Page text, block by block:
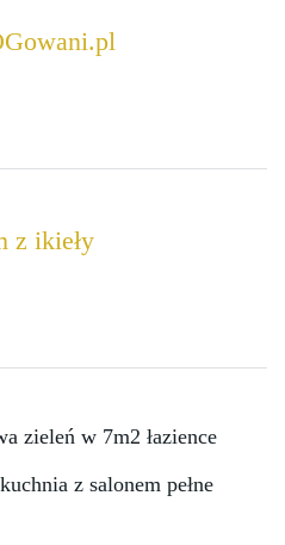
zieleń w 7m2 łazience
z salonem pełne